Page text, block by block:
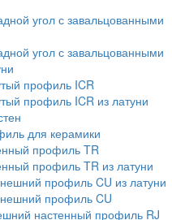
угол с завальцованными
угол с завальцованными
профиль ICR
профиль ICR из латуни
для керамики
профиль TR
профиль TR из латуни
профиль CU из латуни
профиль CU
настенный профиль RJ